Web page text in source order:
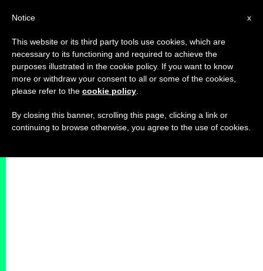
x
Notice
This website or its third party tools use cookies, which are
necessary to its functioning and required to achieve the
purposes illustrated in the cookie policy. If you want to know
more or withdraw your consent to all or some of the cookies,
please refer to the cookie policy
By closing this banner, scrolling this page, clicking a link or
continuing to browse otherwise, you agree to the use of cookies.